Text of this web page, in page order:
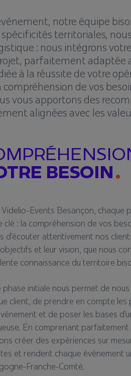
notre équipe
territoriales,
: nous intégrons
parfaitement adaptée
à la réussite de votre
compréhension de vos
vous apportons des
alignées avec les
BESOIN
Videlio-Events Besançon, chaque
clé : la compréhension de vos
d’écouter attentivement nos
et leur vision, que nous
connaissance du territoire
phase initiale nous permet de nous
client, de prendre en compte les
et de poser les bases
En comprenant parfaitement
créer des expériences sur
et rendent chaque événement
Franche-Comté.